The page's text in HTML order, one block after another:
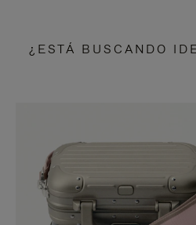
¿ESTÁ BUSCANDO